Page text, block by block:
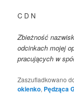
C D N
Zbieżność
odcinkach mojej
pracujących w
Zaszufladkowano
okienko, Pędząca